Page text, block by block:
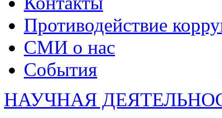
Противодействие
СМИ о нас
События
НАУЧНАЯ